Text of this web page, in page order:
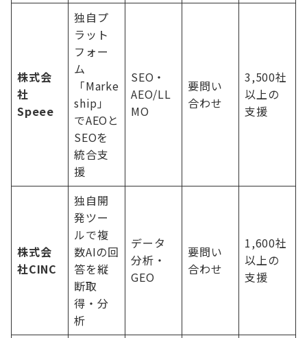
株式会
社
Speee
独自プ
ラット
フォー
ム
「Marke
ship」
でAEOと
SEOを
統合支
援
SEO・
AEO/LL
MO
要問い
合わせ
3,500社
以上の
支援
株式会
社CINC
独自開
発ツー
ルで複
数AIの回
答を縦
断取
得・分
析
データ
分析・
GEO
要問い
合わせ
1,600社
以上の
支援